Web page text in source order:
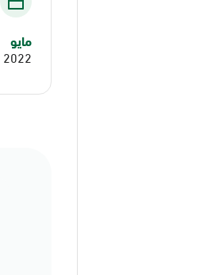
مايو
2022